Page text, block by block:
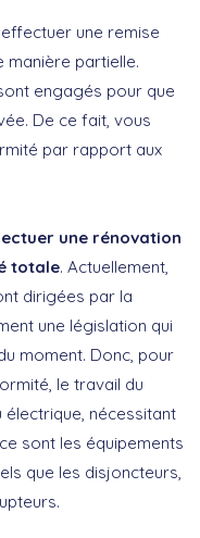
une remise
manière partielle.
engagés pour que
De ce fait, vous
par rapport aux
une rénovation
totale. Actuellement,
dirigées par la
une législation qui
moment. Donc, pour
le travail du
nécessitant
sont les équipements
que les disjoncteurs,